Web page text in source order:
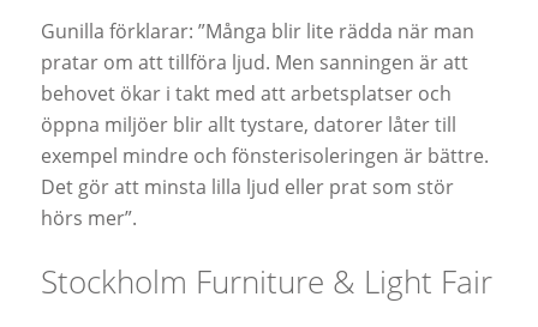
Gunilla förklarar: ”Många blir lite rädda när man
pratar om att tillföra ljud. Men sanningen är att
behovet ökar i takt med att arbetsplatser och
öppna miljöer blir allt tystare, datorer låter till
exempel mindre och fönsterisoleringen är bättre.
Det gör att minsta lilla ljud eller prat som stör
hörs mer”.
Stockholm Furniture & Light Fair